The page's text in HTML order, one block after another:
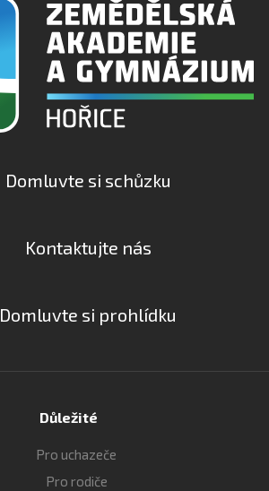
Domluvte si schůzku
Kontaktujte nás
Domluvte si prohlídku
Důležité
Pro uchazeče
Pro rodiče